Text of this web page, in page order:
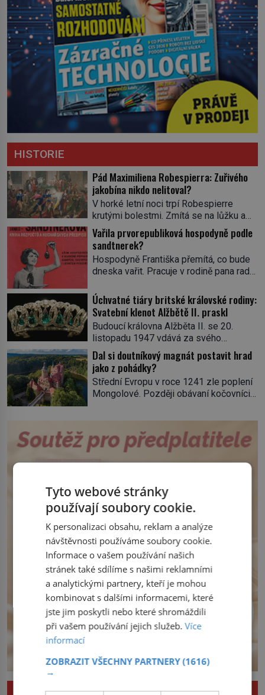
HISTORIE
Pád Maximiliena Robespierra: Zuřivého
jakobína nikdo nelitoval?
V horké letní noci trpí Robespierre
krutými bolestmi. Zmítá se na lůžku a
hlavou mu víří kolotoč myšlenek. Když
se probere z mdlob, vzpomene si na
jednu z pařížských jasnovidek, kterou
před lety navštívil. Prorokovala mu
tragický osud. Tehdy se jí vysmál.
prohlásil o něm jiný významný
francouzský revolucionář, Honoré de
Mirabeau […]
Vařila prvorepubliková hospodyně podle
sandtnerek?
Hospodyně Františka přemítá, co bude
dneska vařit. Pracuje v rodině pana rady
rychle v jedné ze „sandtnerek“.
„Zaplaťpánbůh, že už nemusíme chodit
s lístky,“ povzdechne si směrem ke
služce, kterou má v kuchyni k ruce.
Ještě v prvních letech nové republiky
fungoval kvůli nedostatku zboží
přídělový systém. […]
Úchvatné tiáry britské královské rodiny:
Svatební klenot Alžbětě II. praskl
Budoucí královna Alžběta II. se 20.
listopadu 1947 vdává za svého
vyvoleného Filipa Mountbattena. Aby
měla na obřad ve Westminsteru podle
tradice „něco vypůjčeného“, její matka jí
věnuje jedinečný šperk ze své
soukromé kolekce – diamantovou tiáru
tiára,“ zhodnotil klenot britský politik Sir
Henry Channon (1897–1958), když si […]
Dal si doutníkový magnát postavit hrad
jako z pohádky?
Střední Evropu v roce 1241 zle poplení
Mongolové. Později obávaní kočovníci
jednat. Na další případné řádění barbarů
z východu se chce pečlivě připravit!
Český král Václav I. (1205–1253) přijme
opatření, která mají posílit obranu jeho
severní hranici. Na […]
Tyto webové stránky
používají soubory cookie.
K personalizaci obsahu, reklam a analýze
návštěvnosti používáme soubory cookie.
Informace o vašem používání našich
stránek také sdílíme s našimi reklamními
a analytickými partnery, kteří je mohou
kombinovat s dalšími informacemi, které
jste jim poskytli nebo které shromáždili
při vašem používání jejich služeb.Více
informací
ZOBRAZIT VŠECHNY PARTNERY(1616)
→